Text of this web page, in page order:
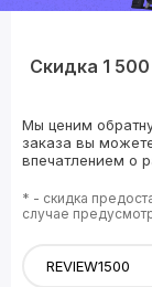
Скидка 1
Мы ценим
заказа вы
впечатлением о
* - скидка
случае